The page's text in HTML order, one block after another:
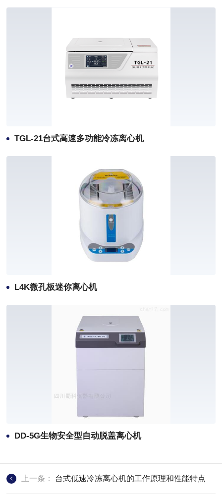
TGL-21台式高速多功能冷冻离心机
L4K微孔板迷你离心机
DD-5G生物安全型自动脱盖离心机
上一条： 台式低速冷冻离心机的工作原理和性能特点